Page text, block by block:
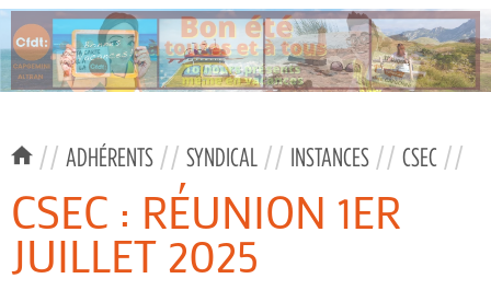
// ADHÉRENTS // SYNDICAL // INSTANCES // CSEC //
CSEC : RÉUNION 1ER
JUILLET 2025